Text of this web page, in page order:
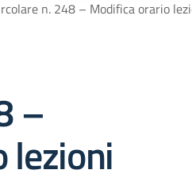
n. 248 – Modifica orario
–
lezioni